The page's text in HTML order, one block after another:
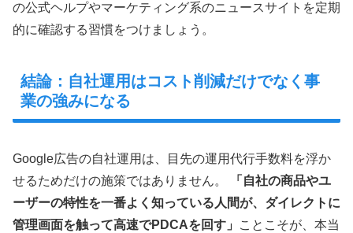
の公式ヘルプやマーケティング系のニュースサイトを定期
的に確認する習慣をつけましょう。
結論：自社運用はコスト削減だけでなく事
業の強みになる
Google広告の自社運用は、目先の運用代行手数料を浮か
せるためだけの施策ではありません。
「自社の商品やユ
ーザーの特性を一番よく知っている人間が、ダイレクトに
管理画面を触って高速でPDCAを回す」
ことこそが、本当